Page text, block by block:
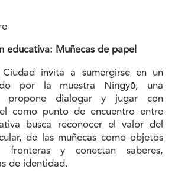
educativa: Muñecas de papel
invita a sumergirse en un
por la muestra Ningyō, una
propone dialogar y jugar con
como punto de encuentro entre
busca reconocer el valor del
de las muñecas como objetos
fronteras y conectan saberes,
de identidad.